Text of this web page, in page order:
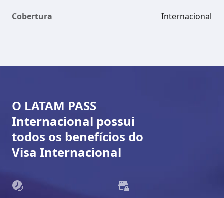
Cobertura Internacional
O LATAM PASS
Internacional possui
todos os benefícios do
Visa Internacional